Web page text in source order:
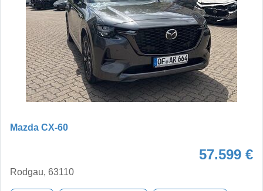
Mazda CX-60
57.599 €
Rodgau, 63110